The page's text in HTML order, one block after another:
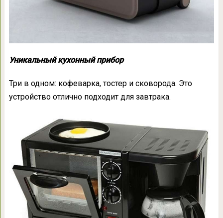
Уникальный кухонный прибор
Три в одном: кофеварка, тостер и сковорода. Это
устройство отлично подходит для завтрака.